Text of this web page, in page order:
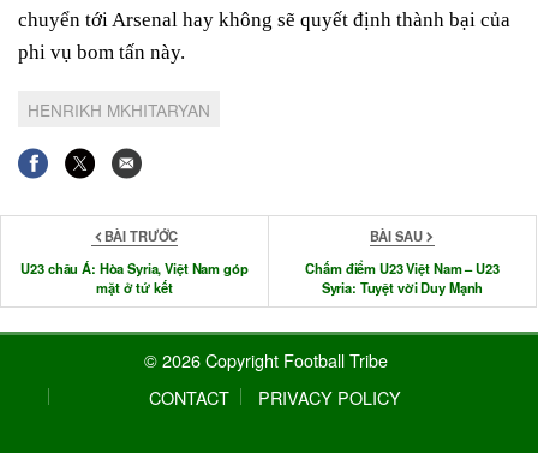
chuyển tới Arsenal hay không sẽ quyết định thành bại của
phi vụ bom tấn này.
HENRIKH MKHITARYAN
BÀI TRƯỚC
U23 châu Á: Hòa Syria, Việt Nam góp
mặt ở tứ kết
BÀI SAU
Chấm điểm U23 Việt Nam – U23
Syria: Tuyệt vời Duy Mạnh
© 2026 Copyright Football Tribe
CONTACT
PRIVACY POLICY